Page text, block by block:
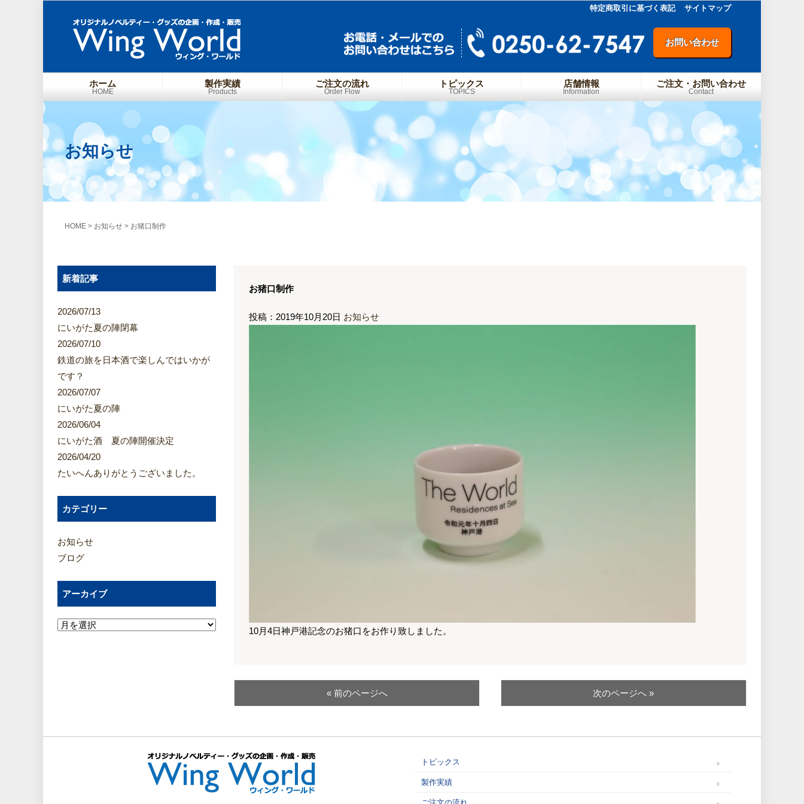
特定商取引に基づく表記 サイトマップ
お問い合わせ
ホーム
HOME
製作実績
Products
ご注文の流れ
Order Flow
トピックス
TOPICS
店舗情報
Information
ご注文・お問い合わせ
Contact
お知らせ
HOME > お知らせ > お猪口制作
お猪口制作
投稿：2019年10月20日 お知らせ
10月4日神戸港記念のお猪口をお作り致しました。
« 前のページへ 次のページへ »
新着記事
2026/07/13
にいがた夏の陣閉幕
2026/07/10
鉄道の旅を日本酒で楽しんではいかが
です？
2026/07/07
にいがた夏の陣
2026/06/04
にいがた酒 夏の陣開催決定
2026/04/20
たいへんありがとうございました。
カテゴリー
お知らせ
ブログ
アーカイブ
トピックス
製作実績